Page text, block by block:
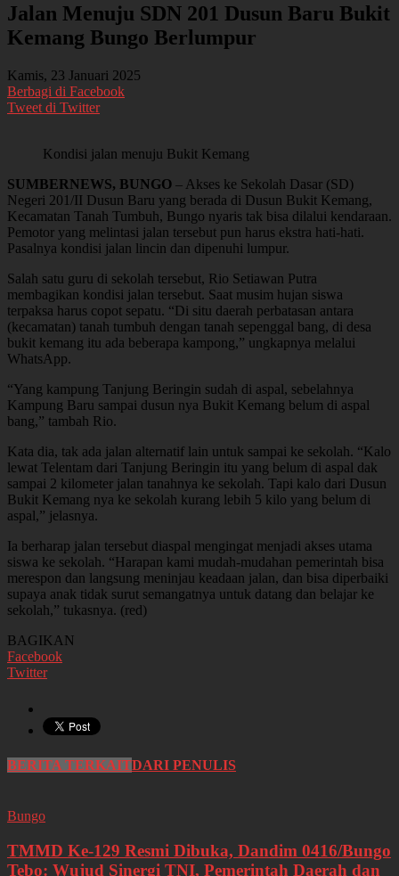
Jalan Menuju SDN 201 Dusun Baru Bukit
Kemang Bungo Berlumpur
Kamis, 23 Januari 2025
Berbagi di Facebook
Tweet di Twitter
Kondisi jalan menuju Bukit Kemang
SUMBERNEWS, BUNGO – Akses ke Sekolah Dasar (SD)
Negeri 201/II Dusun Baru yang berada di Dusun Bukit Kemang,
Kecamatan Tanah Tumbuh, Bungo nyaris tak bisa dilalui kendaraan.
Pemotor yang melintasi jalan tersebut pun harus ekstra hati-hati.
Pasalnya kondisi jalan lincin dan dipenuhi lumpur.
Salah satu guru di sekolah tersebut, Rio Setiawan Putra
membagikan kondisi jalan tersebut. Saat musim hujan siswa
terpaksa harus copot sepatu. “Di situ daerah perbatasan antara
(kecamatan) tanah tumbuh dengan tanah sepenggal bang, di desa
bukit kemang itu ada beberapa kampong,” ungkapnya melalui
WhatsApp.
“Yang kampung Tanjung Beringin sudah di aspal, sebelahnya
Kampung Baru sampai dusun nya Bukit Kemang belum di aspal
bang,” tambah Rio.
Kata dia, tak ada jalan alternatif lain untuk sampai ke sekolah. “Kalo
lewat Telentam dari Tanjung Beringin itu yang belum di aspal dak
sampai 2 kilometer jalan tanahnya ke sekolah. Tapi kalo dari Dusun
Bukit Kemang nya ke sekolah kurang lebih 5 kilo yang belum di
aspal,” jelasnya.
Ia berharap jalan tersebut diaspal mengingat menjadi akses utama
siswa ke sekolah. “Harapan kami mudah-mudahan pemerintah bisa
merespon dan langsung meninjau keadaan jalan, dan bisa diperbaiki
supaya anak tidak surut semangatnya untuk datang dan belajar ke
sekolah,” tukasnya. (red)
BAGIKAN
Facebook
Twitter
BERITA TERKAITDARI PENULIS
Bungo
TMMD Ke-129 Resmi Dibuka, Dandim 0416/Bungo
Tebo: Wujud Sinergi TNI, Pemerintah Daerah dan